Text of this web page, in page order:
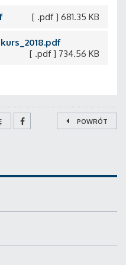
[ .pdf ] 681.35 KB
[ .pdf ] 734.56 KB
POWRÓT